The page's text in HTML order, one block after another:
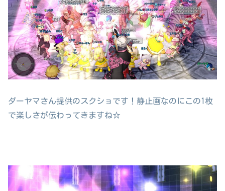
ダーヤマさん提供のスクショです！静止画なのにこの1枚
で楽しさが伝わってきますね☆